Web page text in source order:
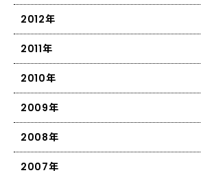
2012年
2011年
2010年
2009年
2008年
2007年